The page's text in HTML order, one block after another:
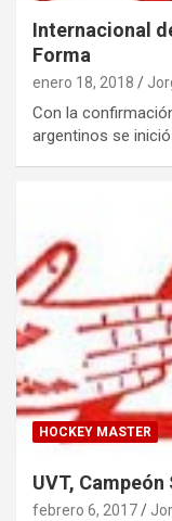
Internacional
Forma
enero 18, 2018
Con la
argentinos se
HOCKEY MASTER
UVT,
febrero 6, 2017